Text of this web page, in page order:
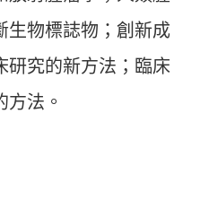
生物標誌物；創新成
研究的新方法；臨床
法。